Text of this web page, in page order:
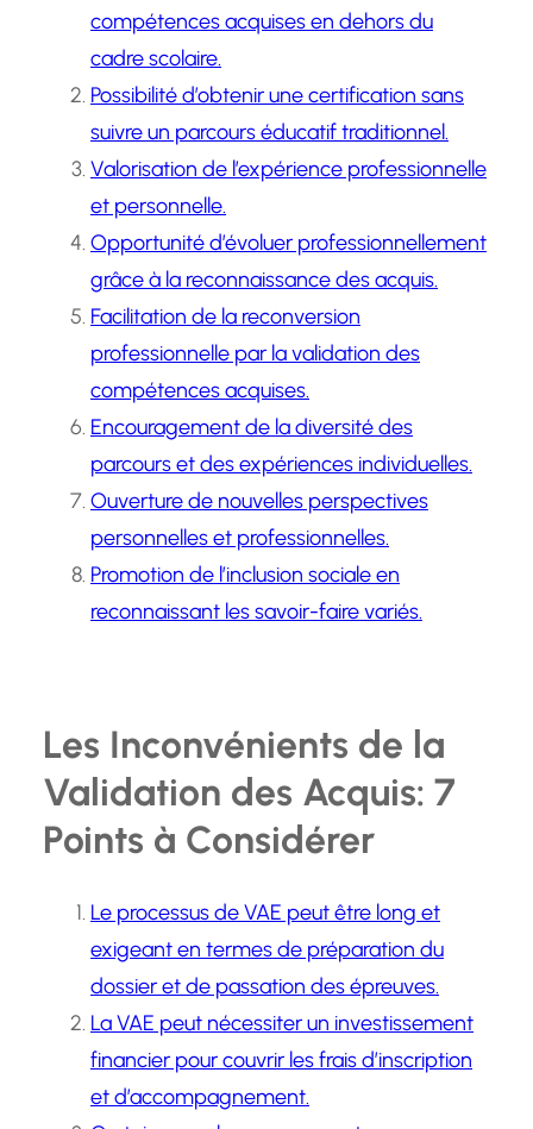
compétences acquises en dehors du
cadre scolaire.
Possibilité d’obtenir une certification sans
suivre un parcours éducatif traditionnel.
Valorisation de l’expérience professionnelle
et personnelle.
Opportunité d’évoluer professionnellement
grâce à la reconnaissance des acquis.
Facilitation de la reconversion
professionnelle par la validation des
compétences acquises.
Encouragement de la diversité des
parcours et des expériences individuelles.
Ouverture de nouvelles perspectives
personnelles et professionnelles.
Promotion de l’inclusion sociale en
reconnaissant les savoir-faire variés.
Les Inconvénients de la
Validation des Acquis: 7
Points à Considérer
Le processus de VAE peut être long et
exigeant en termes de préparation du
dossier et de passation des épreuves.
La VAE peut nécessiter un investissement
financier pour couvrir les frais d’inscription
et d’accompagnement.